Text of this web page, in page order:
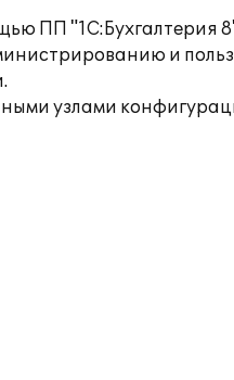
ПП "1С:Бухгалтерия
и
узлами